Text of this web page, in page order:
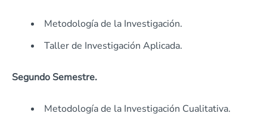
Metodología de la Investigación.
Taller de Investigación Aplicada.
Segundo Semestre.
Metodología de la Investigación Cualitativa.